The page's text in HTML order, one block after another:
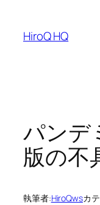
HiroQ HQ
パンデ
版の不
執筆者:HiroQwsカ